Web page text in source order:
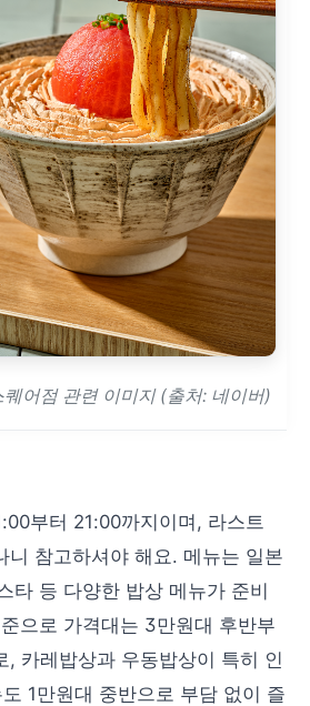
어점 관련 이미지 (출처: 네이버)
부터 21:00까지이며, 라스트
니 참고하셔야 해요. 메뉴는 일본
타 등 다양한 밥상 메뉴가 준비
으로 가격대는 3만원대 후반부
, 카레밥상과 우동밥상이 특히 인
1만원대 중반으로 부담 없이 즐